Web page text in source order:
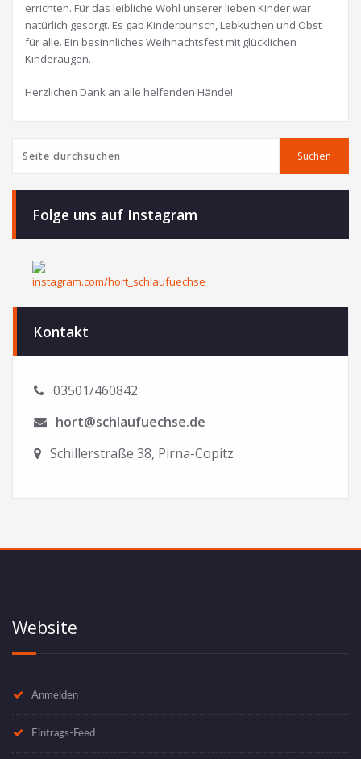
errichten. Für das leibliche Wohl unserer lieben Kinder war
natürlich gesorgt. Es gab Kinderpunsch, Lebkuchen und Obst
für alle. Ein besinnliches Weihnachtsfest mit glücklichen
Kinderaugen.
Herzlichen Dank an alle helfenden Hände!
Suchen
Folge uns auf Instagram
Kontakt
03501/460842
hort@schlaufuechse.de
Schillerstraße 38, Pirna-Copitz
Website
Anmelden
Eintrags-Feed